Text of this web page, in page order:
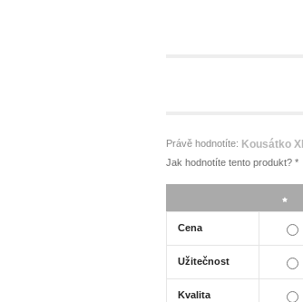
Právě hodnotíte: Kousátko
Jak hodnotíte tento produkt? *
Cena
Užitečnost
Kvalita